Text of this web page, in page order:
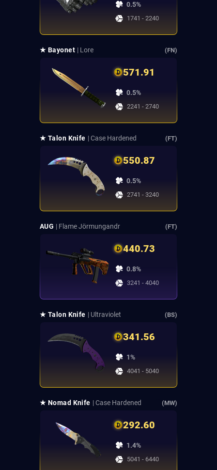
0.5%
1741 - 2240
★ Bayonet | Lore (FN)
571.91
0.5%
2241 - 2740
★ Talon Knife | Case Hardened (FT)
550.87
0.5%
2741 - 3240
AUG | Flame Jörmungandr (FT)
440.73
0.8%
3241 - 4040
★ Talon Knife | Ultraviolet (BS)
341.56
1%
4041 - 5040
★ Nomad Knife | Case Hardened (MW)
292.60
1.4%
5041 - 6440